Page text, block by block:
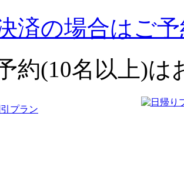
済の場合はご
約(10名以上)は